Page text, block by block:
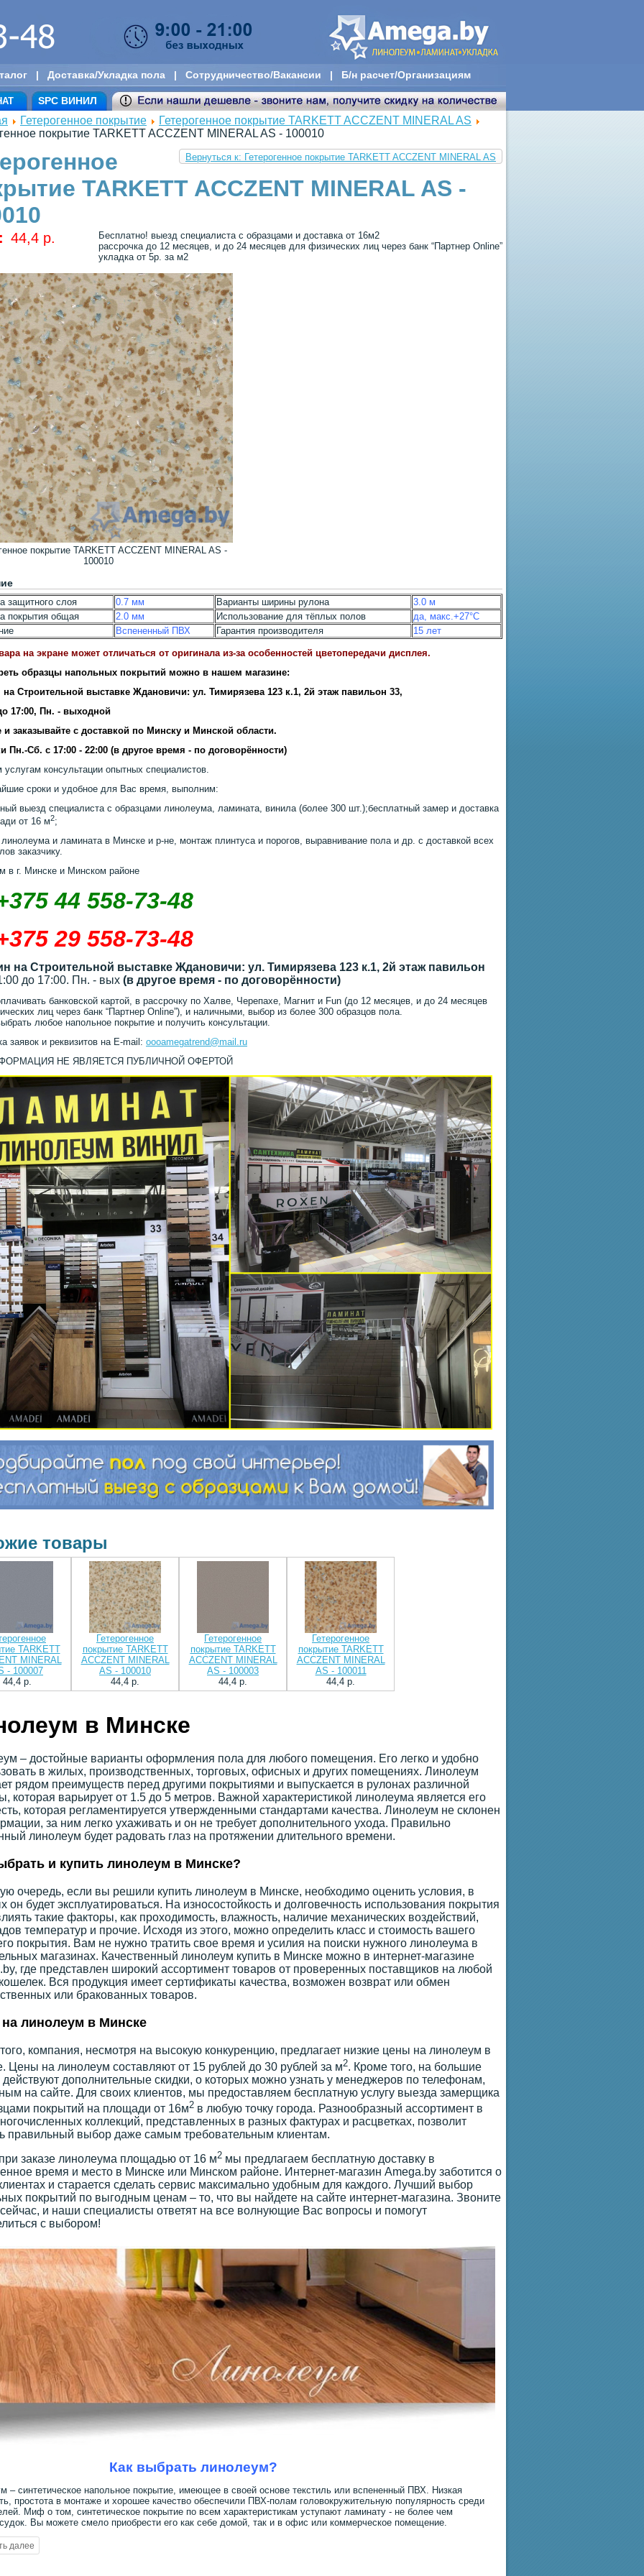
| Доставка/Укладка пола | Сотрудничество/Вакансии | Б/н расчет/Организациям
SPC ВИНИЛ
Гетерогенное покрытие
Гетерогенное покрытие TARKETT ACCZENT MINERAL AS
покрытие TARKETT ACCZENT MINERAL AS - 100010
Вернуться к: Гетерогенное покрытие TARKETT ACCZENT MINERAL AS
TARKETT ACCZENT MINERAL AS -
Бесплатно! выезд специалиста с образцами и доставка от 16м2
рассрочка до 12 месяцев, и до 24 месяцев для физических лиц через банк “Партнер Online”
укладка от 5р. за м2
44,4 p.
покрытие TARKETT ACCZENT MINERAL AS -
100010
защитного слоя 0.7 мм Варианты ширины рулона
3.0 м
покрытия общая
2.0 мм Использование для тёплых полов
да, макс.+27°С
Вспененный ПВХ Гарантия производителя 15 лет
на экране может отличаться от оригинала из-за особенностей цветопередачи дисплея.
образцы напольных покрытий можно в нашем магазине:
на Строительной выставке Ждановичи: ул. Тимирязева 123 к.1, 2й этаж павильон 33,
17:00, Пн. - выходной
и заказывайте с доставкой по Минску и Минской области.
Пн.-Сб. с 17:00 - 22:00 (в другое время - по договорённости)
консультации опытных специалистов.
сроки и удобное для Вас время, выполним:
выезд специалиста с образцами линолеума, ламината, винила (более 300 шт.);бесплатный замер и доставка
от 16 м2;
и ламината в Минске и р-не, монтаж плинтуса и порогов, выравнивание пола и др. с доставкой всех
заказчику.
в г. Минске и Минском районе
44 558-73-48
29 558-73-48
на Строительной выставке Ждановичи: ул. Тимирязева 123 к.1, 2й этаж павильон
до 17:00. Пн. - вых (в другое время - по договорённости)
банковской картой, в рассрочку по Халве, Черепахе, Магнит и Fun (до 12 месяцев, и до 24 месяцев
лиц через банк “Партнер Online”), и наличными, выбор из более 300 образцов пола.
любое напольное покрытие и получить консультации.
заявок и реквизитов на E-mail: oooamegatrend@mail.ru
НЕ ЯВЛЯЕТСЯ ПУБЛИЧНОЙ ОФЕРТОЙ
товары
TARKETT
MINERAL
- 100007
44,4 p.
Гетерогенное
покрытие TARKETT
ACCZENT MINERAL
AS - 100010
44,4 p.
Гетерогенное
покрытие TARKETT
ACCZENT MINERAL
AS - 100003
44,4 p.
Гетерогенное
покрытие TARKETT
ACCZENT MINERAL
AS - 100011
44,4 p.
в Минске
– достойные варианты оформления пола для любого помещения. Его легко и удобно
в жилых, производственных, торговых, офисных и других помещениях. Линолеум
рядом преимуществ перед другими покрытиями и выпускается в рулонах различной
которая варьирует от 1.5 до 5 метров. Важной характеристикой линолеума является его
которая регламентируется утвержденными стандартами качества. Линолеум не склонен
за ним легко ухаживать и он не требует дополнительного ухода. Правильно
линолеум будет радовать глаз на протяжении длительного времени.
и купить линолеум в Минске?
очередь, если вы решили купить линолеум в Минске, необходимо оценить условия, в
он будет эксплуатироваться. На износостойкость и долговечность использования покрытия
такие факторы, как проходимость, влажность, наличие механических воздействий,
температур и прочие. Исходя из этого, можно определить класс и стоимость вашего
покрытия. Вам не нужно тратить свое время и усилия на поиски нужного линолеума в
магазинах. Качественный линолеум купить в Минске можно в интернет-магазине
где представлен широкий ассортимент товаров от проверенных поставщиков на любой
Вся продукция имеет сертификаты качества, возможен возврат или обмен
или бракованных товаров.
линолеум в Минске
компания, несмотря на высокую конкуренцию, предлагает низкие цены на линолеум в
Цены на линолеум составляют от 15 рублей до 30 рублей за м2. Кроме того, на большие
действуют дополнительные скидки, о которых можно узнать у менеджеров по телефонам,
на сайте. Для своих клиентов, мы предоставляем бесплатную услугу выезда замерщика
покрытий на площади от 16м2 в любую точку города. Разнообразный ассортимент в
коллекций, представленных в разных фактурах и расцветках, позволит
правильный выбор даже самым требовательным клиентам.
заказе линолеума площадью от 16 м2 мы предлагаем бесплатную доставку в
время и место в Минске или Минском районе. Интернет-магазин Amega.by заботится о
и старается сделать сервис максимально удобным для каждого. Лучший выбор
покрытий по выгодным ценам – то, что вы найдете на сайте интернет-магазина. Звоните
и наши специалисты ответят на все волнующие Вас вопросы и помогут
с выбором!
Как выбрать линолеум?
– синтетическое напольное покрытие, имеющее в своей основе текстиль или вспененный ПВХ. Низкая
простота в монтаже и хорошее качество обеспечили ПВХ-полам головокружительную популярность среди
Миф о том, синтетическое покрытие по всем характеристикам уступают ламинату - не более чем
Вы можете смело приобрести его как себе домой, так и в офис или коммерческое помещение.